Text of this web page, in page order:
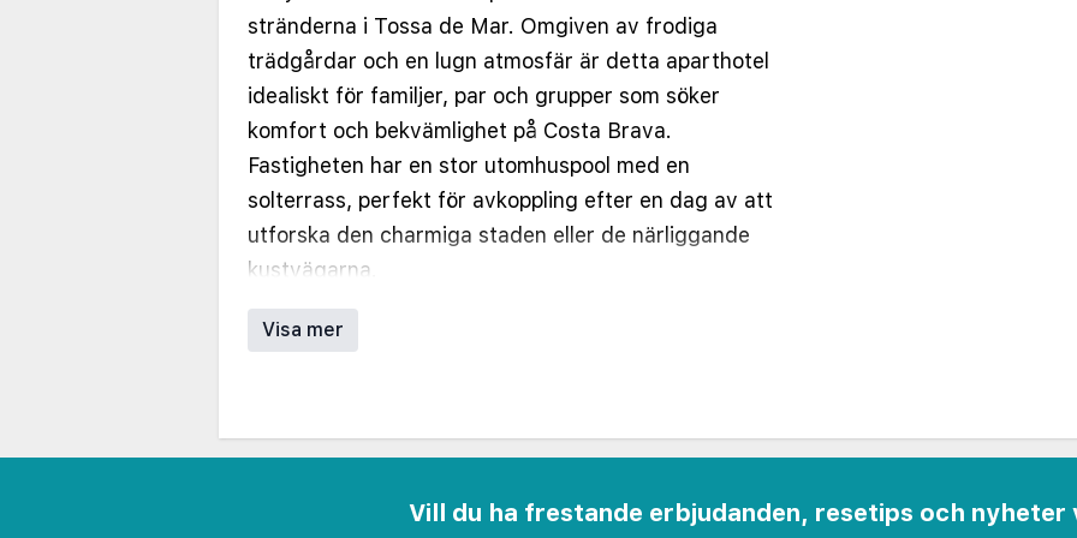
stränderna i Tossa de Mar. Omgiven av frodiga
trädgårdar och en lugn atmosfär är detta aparthotel
idealiskt för familjer, par och grupper som söker
komfort och bekvämlighet på Costa Brava.
Fastigheten har en stor utomhuspool med en
solterrass, perfekt för avkoppling efter en dag av att
utforska den charmiga staden eller de närliggande
kustvägarna.
Aparthotellet erbjuder rymliga studior och lägenheter,
var och en designad med praktiskhet och komfort i
balkong eller terrass, vilket ger gästerna ett trevligt
utrymme att koppla av. Rummen är ljusa och moderna,
med alternativ som passar ensamma resenärer, par
Visa mer
Vill du ha frestande erbjudanden, resetips och nyheter